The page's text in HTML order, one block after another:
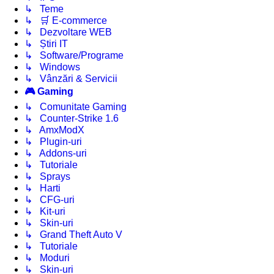
↳ Teme
↳ 🛒 E-commerce
↳ Dezvoltare WEB
↳ Știri IT
↳ Software/Programe
↳ Windows
↳ Vânzări & Servicii
🎮 Gaming
↳ Comunitate Gaming
↳ Counter-Strike 1.6
↳ AmxModX
↳ Plugin-uri
↳ Addons-uri
↳ Tutoriale
↳ Sprays
↳ Harti
↳ CFG-uri
↳ Kit-uri
↳ Skin-uri
↳ Grand Theft Auto V
↳ Tutoriale
↳ Moduri
↳ Skin-uri